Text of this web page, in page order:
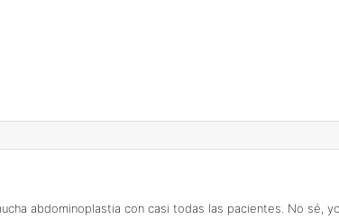
abdominoplastia con casi todas las pacientes. No